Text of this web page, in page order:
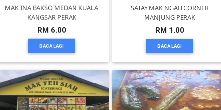
MAK INA BAKSO MEDAN KUALA
KANGSAR PERAK
RM 6.00
BACA LAGI
SATAY MAK NGAH CORNER
MANJUNG PERAK
RM 1.00
BACA LAGI
LUMPUR(16)
PUTRAJAYA(9)
LABUAN(2)
MALAYSIA(82)